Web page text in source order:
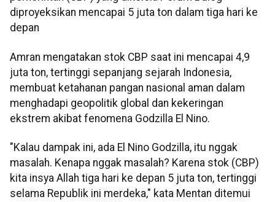
diproyeksikan mencapai 5 juta ton dalam tiga hari ke
depan
Amran mengatakan stok CBP saat ini mencapai 4,9
juta ton, tertinggi sepanjang sejarah Indonesia,
membuat ketahanan pangan nasional aman dalam
menghadapi geopolitik global dan kekeringan
ekstrem akibat fenomena Godzilla El Nino.
"Kalau dampak ini, ada El Nino Godzilla, itu nggak
masalah. Kenapa nggak masalah? Karena stok (CBP)
kita insya Allah tiga hari ke depan 5 juta ton, tertinggi
selama Republik ini merdeka," kata Mentan ditemui